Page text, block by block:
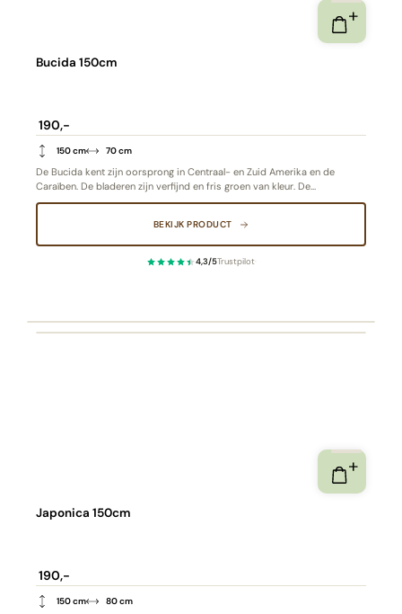
Bucida 150cm
190,-
150 cm 70 cm
De Bucida kent zijn oorsprong in Centraal- en Zuid Amerika en de
Caraïben. De bladeren zijn verfijnd en fris groen van kleur. De
meerstammige basis zorgt voor een unieke en sierlijke uitstraling.
de bladeren een soort bloemvorm. Stijlvol, minimalistisch en romantisch
van aard.
BEKIJK PRODUCT
4,3/5Trustpilot·
Japonica 150cm
190,-
150 cm 80 cm